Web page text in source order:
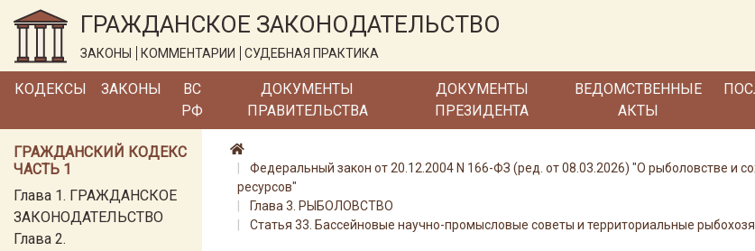
ГРАЖДАНСКОЕ ЗАКОНОДАТЕЛЬСТВО
ЗАКОНЫ КОММЕНТАРИИ СУДЕБНАЯ ПРАКТИКА
КОДЕКСЫ ЗАКОНЫ
ВС
РФ
ДОКУМЕНТЫ
ПРАВИТЕЛЬСТВА
ДОКУМЕНТЫ
ПРЕЗИДЕНТА
ВЕДОМСТВЕННЫЕ
АКТЫ
ГРАЖДАНСКИЙ КОДЕКС
ЧАСТЬ 1
Глава 1. ГРАЖДАНСКОЕ
ЗАКОНОДАТЕЛЬСТВО
Глава 2.
Федеральный закон от 20.12.2004 N 166-ФЗ (ред. от 08.03.2026) "О рыболовстве и
ресурсов"
Глава 3. РЫБОЛОВСТВО
Статья 33. Бассейновые научно-промысловые советы и территориальные